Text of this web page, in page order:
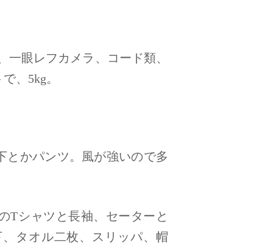
一眼レフカメラ、コード類、
、5kg。
とかパンツ。風が強いので多
Tシャツと長袖、セーターと
タオル二枚、スリッパ、帽